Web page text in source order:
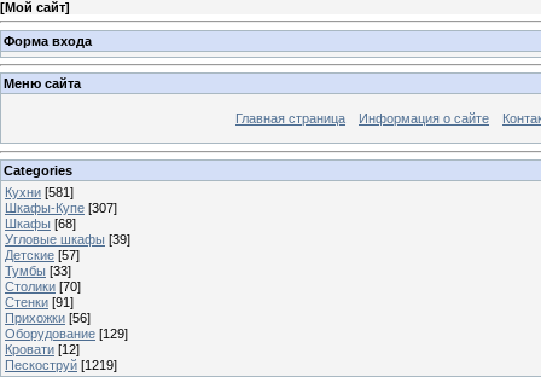
[Мой сайт]
Форма входа
Меню сайта
Главная страница Информация о сайте
Categories
Кухни [581]
Шкафы-Купе [307]
Шкафы [68]
Угловые шкафы [39]
Детские [57]
Тумбы [33]
Столики [70]
Стенки [91]
Прихожки [56]
Оборудование [129]
Кровати [12]
Пескоструй [1219]